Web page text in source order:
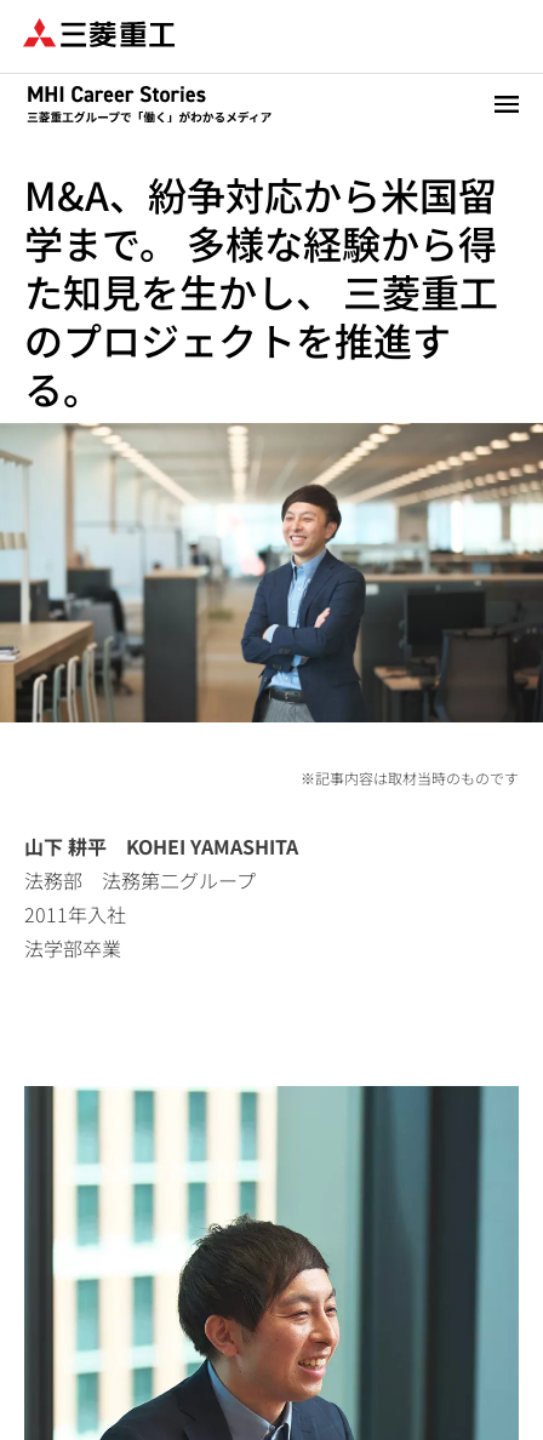
ン
M&A、紛争対応から米国留
学まで。 多様な経験から得
た知見を生かし、 三菱重工
のプロジェクトを推進す
る。
※記事内容は取材当時のものです
山下 耕平 KOHEI YAMASHITA
法務部 法務第二グループ
2011年入社
法学部卒業